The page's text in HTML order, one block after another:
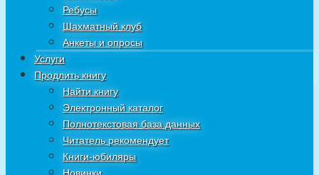
Ребусы
Шахматный клуб
Анкеты и опросы
Услуги
Продлить книгу
Найти книгу
Электронный каталог
Полнотекстовая база данных
Читатель рекомендует
Книги-юбиляры